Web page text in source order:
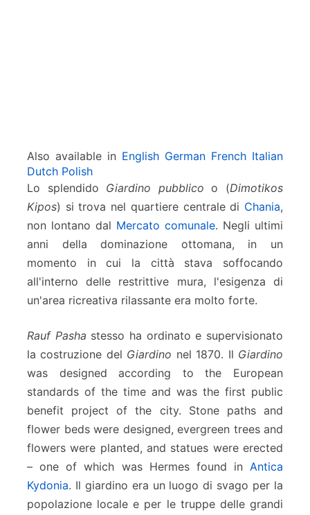
C
a
n
i
Also available in English German French Italian
Dutch Polish
Lo splendido Giardino pubblico o (Dimotikos
Kipos) si trova nel quartiere centrale di Chania,
non lontano dal Mercato comunale. Negli ultimi
anni della dominazione ottomana, in un
momento in cui la città stava soffocando
all'interno delle restrittive mura, l'esigenza di
un'area ricreativa rilassante era molto forte.
Rauf Pasha stesso ha ordinato e supervisionato
la costruzione del Giardino nel 1870. Il Giardino
was designed according to the European
standards of the time and was the first public
benefit project of the city. Stone paths and
flower beds were designed, evergreen trees and
flowers were planted, and statues were erected
– one of which was Hermes found in Antica
Kydonia. Il giardino era un luogo di svago per la
popolazione locale e per le truppe delle grandi